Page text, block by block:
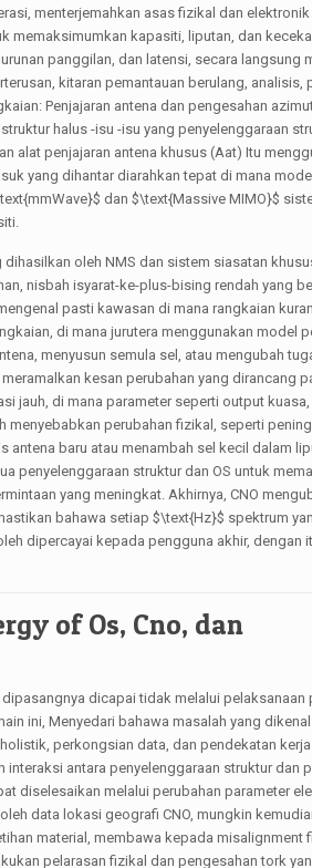
menterjemahkan asas fizikal dan elektronik
memaksimumkan kapasiti, liputan, dan
panggilan, dan latensi, secara langsung
kitaran pemantauan berulang, analisis,
Penjajaran antena dan pengesahan
halus -isu -isu yang penyelenggaraan
alat penjajaran antena khusus (Aat) Itu
yang dihantar diarahkan tepat di mana
dan$\text{Massive MIMO}$
oleh NMS dan sistem siasatan
nisbah isyarat-ke-plus-bising rendah yang
pasti kawasan di mana rangkaian
di mana jurutera menggunakan model
menyusun semula sel, atau mengubah
kesan perubahan yang dirancang
jauh, di mana parameter seperti output
menyebabkan perubahan fizikal, seperti
antena baru atau menambah sel kecil dalam
penyelenggaraan struktur dan OS untuk
yang meningkat. Akhirnya, CNO
bahawa setiap$\text{Hz}$ spektrum
dipercayai kepada pengguna akhir, dengan
of Os, Cno, dan
dicapai tidak melalui pelaksanaan
ini, Menyedari bahawa masalah yang
perkongsian data, dan pendekatan
interaksi antara penyelenggaraan struktur dan
diselesaikan melalui perubahan parameter
data lokasi geografi CNO, mungkin
material, membawa kepada misalignment
pelarasan fizikal dan pengesahan tork